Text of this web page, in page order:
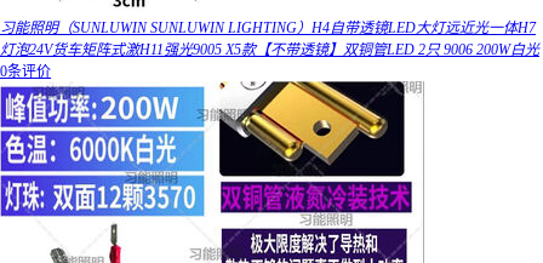
习能照明（SUNLUWIN SUNLUWIN LIGHTING）H4自带透镜LED大灯远近光一体H7
灯泡24V货车矩阵式激H11强光9005 X5款【不带透镜】双铜管LED 2只 9006 200W白光
0条评价